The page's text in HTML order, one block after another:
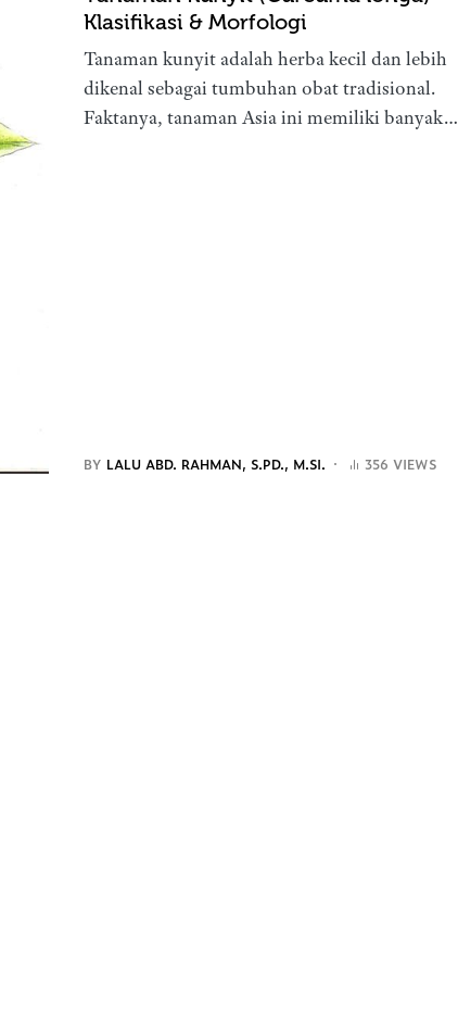
Klasifikasi & Morfologi
Tanaman kunyit adalah herba kecil dan lebih
dikenal sebagai tumbuhan obat tradisional.
Faktanya, tanaman Asia ini memiliki banyak…
BY LALU ABD. RAHMAN, S.PD., M.SI. 356 VIEWS